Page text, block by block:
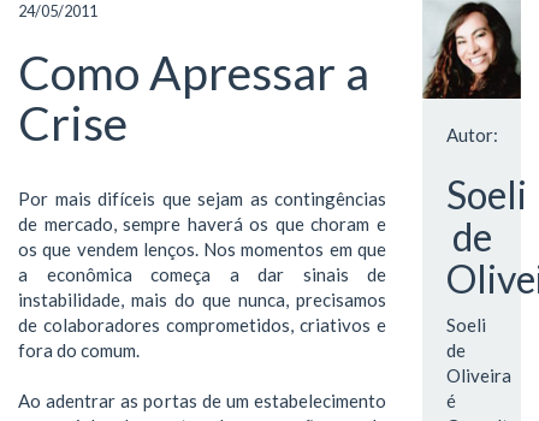
24/05/2011
Como Apressar a
Crise
Por mais difíceis que sejam as contingências
de mercado, sempre haverá os que choram e
os que vendem lenços. Nos momentos em que
a econômica começa a dar sinais de
instabilidade, mais do que nunca, precisamos
de colaboradores comprometidos, criativos e
fora do comum.
Ao adentrar as portas de um estabelecimento
Autor:
Soeli
de
Soeli
de
Oliveira
é